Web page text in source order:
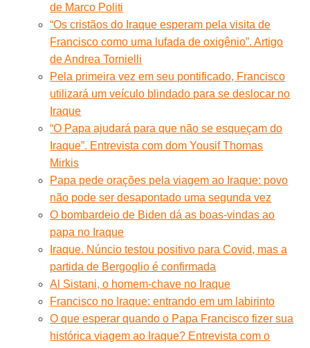
de Marco Politi
“Os cristãos do Iraque esperam pela visita de
Francisco como uma lufada de oxigênio”. Artigo
de Andrea Tornielli
Pela primeira vez em seu pontificado, Francisco
utilizará um veículo blindado para se deslocar no
Iraque
“O Papa ajudará para que não se esqueçam do
Iraque”. Entrevista com dom Yousif Thomas
Mirkis
Papa pede orações pela viagem ao Iraque: povo
não pode ser desapontado uma segunda vez
O bombardeio de Biden dá as boas-vindas ao
papa no Iraque
Iraque. Núncio testou positivo para Covid, mas a
partida de Bergoglio é confirmada
Al Sistani, o homem-chave no Iraque
Francisco no Iraque: entrando em um labirinto
O que esperar quando o Papa Francisco fizer sua
histórica viagem ao Iraque? Entrevista com o